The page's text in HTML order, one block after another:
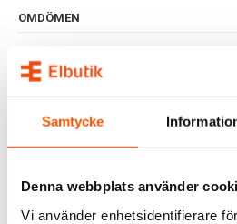
Samtycke
Denna webbplats använder
Vi använder enhetsidentifierare
OMDÖMEN
FRÅGOR & SVAR
ALTERNATIVA PRODUKTER